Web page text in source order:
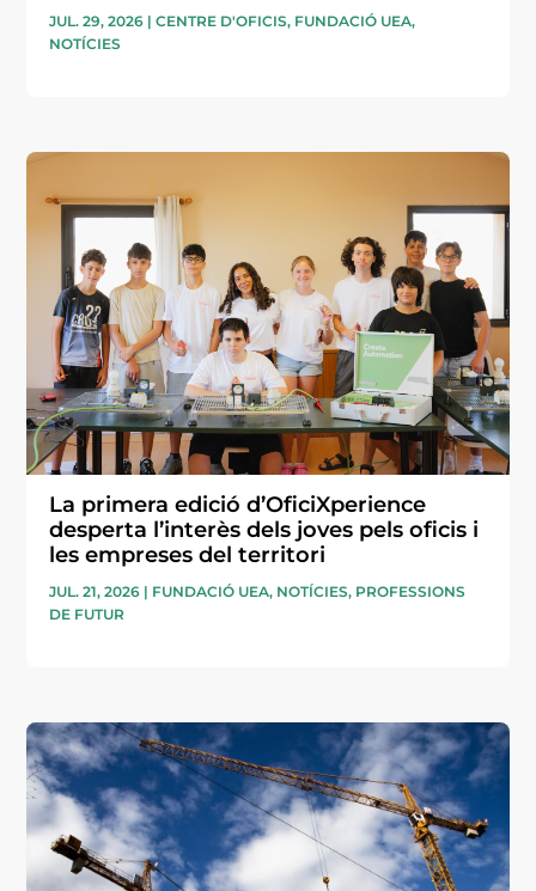
JUL. 29, 2026 |CENTRE D'OFICIS, FUNDACIÓ UEA,
NOTÍCIES
La primera edició d’OficiXperience
desperta l’interès dels joves pels oficis i
les empreses del territori
JUL. 21, 2026 | FUNDACIÓ UEA, NOTÍCIES, PROFESSIONS
DE FUTUR